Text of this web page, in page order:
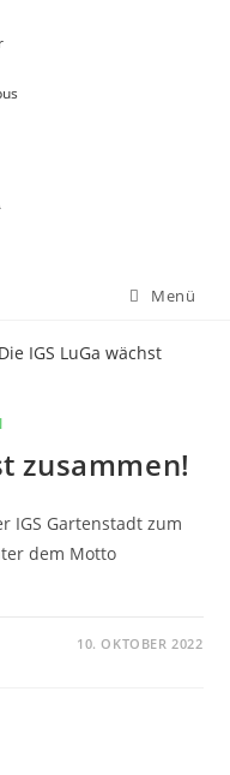
Menü
zusammen!
IGS Gartenstadt zum
dem Motto
10. OKTOBER 2022